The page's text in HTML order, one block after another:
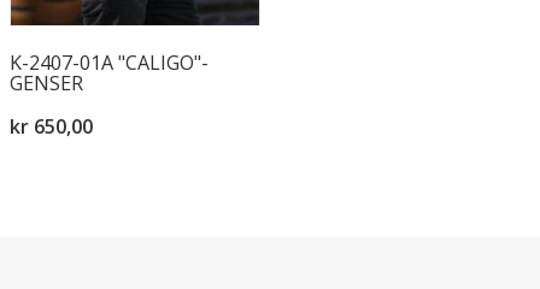
K-2407-01A "CALIGO"-
GENSER
kr 650,00